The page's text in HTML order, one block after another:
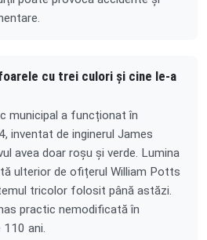
cu trei culori și cine le-a
municipal a funcționat în
inventat de inginerul James
avea doar roșu și verde. Lumina
ulterior de ofițerul William Potts
tricolor folosit până astăzi.
practic nemodificată în
110 ani.